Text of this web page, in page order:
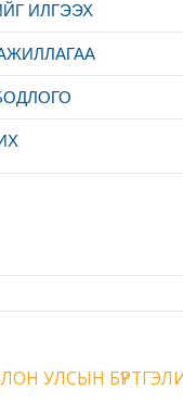
ИЛГЭЭХ
УЛСЫН